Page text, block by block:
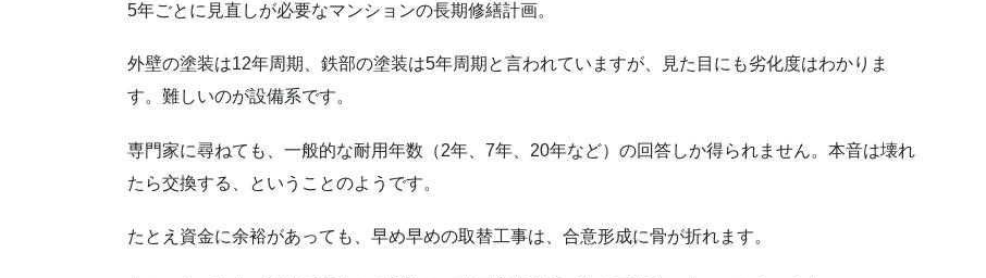
5年ごとに見直しが必要なマンションの長期修繕計画。
外壁の塗装は12年周期、鉄部の塗装は5年周期と言われていますが、見た目にも劣化度はわかりま
す。難しいのが設備系です。
専門家に尋ねても、一般的な耐用年数（2年、7年、20年など）の回答しか得られません。本音は壊れ
たら交換する、ということのようです。
たとえ資金に余裕があっても、早め早めの取替工事は、合意形成に骨が折れます。